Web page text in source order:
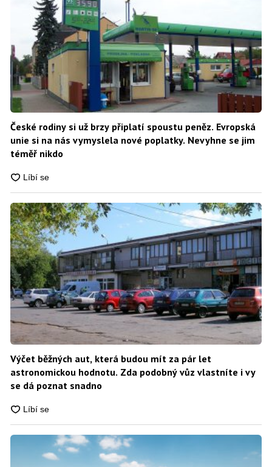
České rodiny si už brzy připlatí spoustu peněz. Evropská
unie si na nás vymyslela nové poplatky. Nevyhne se jim
téměř nikdo
Výčet běžných aut, která budou mít za pár let
astronomickou hodnotu. Zda podobný vůz vlastníte i vy
se dá poznat snadno